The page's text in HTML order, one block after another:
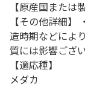
【原産国または
【その他詳細
造時期などによ
質には影響ござ
【適応種】
メダカ